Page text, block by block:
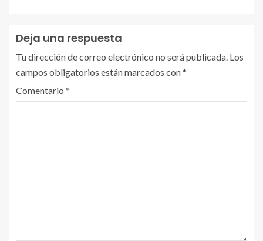
Deja una respuesta
Tu dirección de correo electrónico no será publicada. Los
campos obligatorios están marcados con*
Comentario *